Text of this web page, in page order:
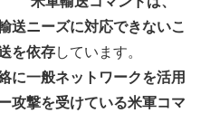
送ニーズに対応できないこ
を依存しています。
に一般ネットワークを活用
攻撃を受けている米軍コマ